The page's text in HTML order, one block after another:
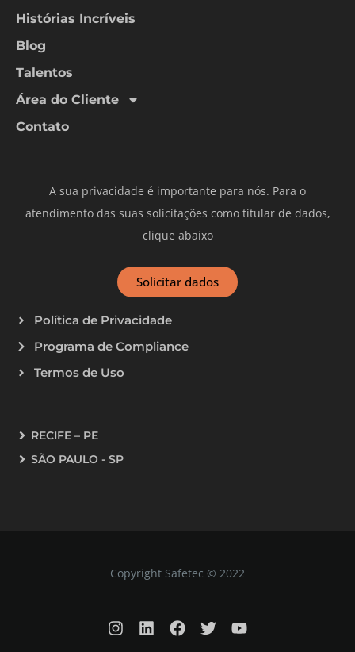
Histórias Incríveis
Blog
Talentos
Área do Cliente
Contato
A sua privacidade é importante para nós. Para o
atendimento das suas solicitações como titular de dados,
clique abaixo
Solicitar dados
Política de Privacidade
Programa de Compliance
Termos de Uso
RECIFE – PE
SÃO PAULO - SP
Copyright Safetec © 2022